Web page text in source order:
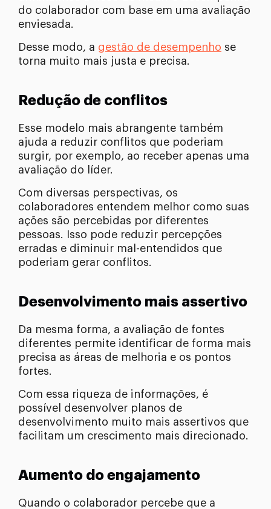
do colaborador com base em uma avaliação
enviesada.
Desse modo, a gestão de desempenho se
torna muito mais justa e precisa.
Redução de conflitos
Esse modelo mais abrangente também
ajuda a reduzir conflitos que poderiam
surgir, por exemplo, ao receber apenas uma
avaliação do líder.
Com diversas perspectivas, os
colaboradores entendem melhor como suas
ações são percebidas por diferentes
pessoas. Isso pode reduzir percepções
erradas e diminuir mal-entendidos que
poderiam gerar conflitos.
Desenvolvimento mais assertivo
Da mesma forma, a avaliação de fontes
diferentes permite identificar de forma mais
precisa as áreas de melhoria e os pontos
fortes.
Com essa riqueza de informações, é
possível desenvolver planos de
desenvolvimento muito mais assertivos que
facilitam um crescimento mais direcionado.
Aumento do engajamento
Quando o colaborador percebe que a